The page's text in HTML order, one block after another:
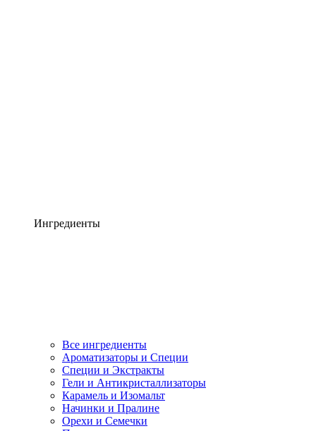
Ингредиенты
Все ингредиенты
Ароматизаторы и Специи
Специи и Экстракты
Гели и Антикристаллизаторы
Карамель и Изомальт
Начинки и Пралине
Орехи и Семечки